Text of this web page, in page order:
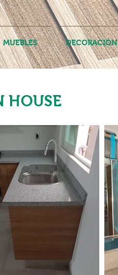
MUEBLES DECORACIÓN
HOUSE